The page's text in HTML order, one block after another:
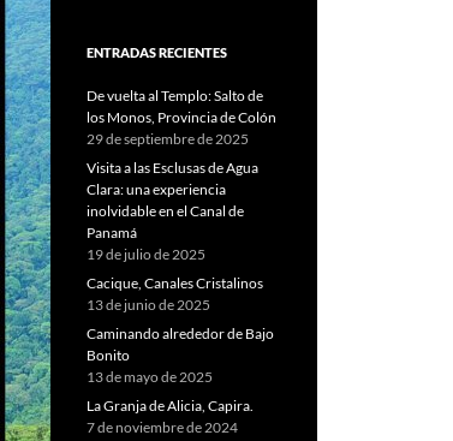
ENTRADAS RECIENTES
De vuelta al Templo: Salto de
los Monos, Provincia de Colón
29 de septiembre de 2025
Visita a las Esclusas de Agua
Clara: una experiencia
inolvidable en el Canal de
Panamá
19 de julio de 2025
Cacique, Canales Cristalinos
13 de junio de 2025
Caminando alrededor de Bajo
Bonito
13 de mayo de 2025
La Granja de Alicia, Capira.
7 de noviembre de 2024